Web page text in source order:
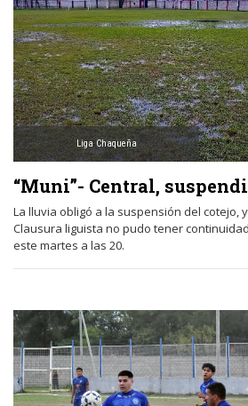
Liga Chaqueña
“Muni”- Central,
La lluvia obligó a la suspensión del cotejo,
Clausura liguista no pudo tener
este martes a las 20.